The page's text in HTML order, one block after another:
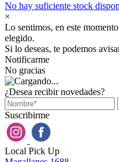
No hay suficiente stock
×
Lo sentimos, en este
elegido.
Si lo deseas, te podemos
Notificarme
No gracias
¿Desea recibir novedades?
Suscribirme
Local Pick Up